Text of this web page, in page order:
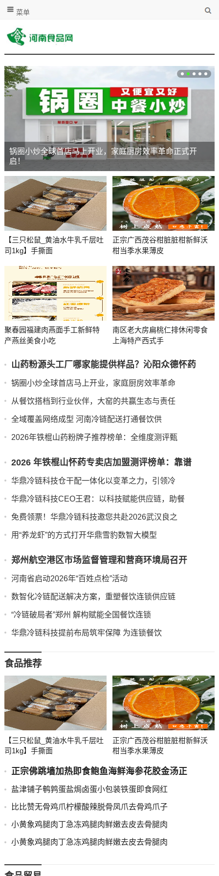
菜单
锅圈小炒全球首店马上开业，家庭厨房效率革命正式开
启！
【三只松鼠_黄油水牛乳千层吐
司1kg】手撕面
正宗广西茂谷柑脏脏柑新鲜沃
柑当季水果薄皮
聚春园福建肉燕面手工新鲜特
产燕丝美食小吃
南区老大房扁桃仁排休闲零食
上海特产西式手
山药粉源头工厂哪家能提供样品？沁阳众德怀药
锅圈小炒全球首店马上开业，家庭厨房效率革命
从餐饮搭档到行业伙伴，大窑的共赢生态与责任
全域覆盖网络成型 河南冷链配送打通餐饮供
2026年铁棍山药粉牌子推荐榜单：全维度测评甄
2026 年铁棍山怀药专卖店加盟测评榜单：靠谱
华鼎冷链科技仓干配一体化以变革之力，引领冷
华鼎冷链科技CEO王君：以科技赋能供应链，助餐
免费领票！华鼎冷链科技邀您共赴2026武汉良之
用“养龙虾”的方式打开华鼎雪豹数智大模型
郑州航空港区市场监督管理和营商环境局召开
河南省启动2026年“百姓点检”活动
数智化冷链配送解决方案，重塑餐饮连锁供应链
“冷链破局者”郑州 解构赋能全国餐饮连锁
华鼎冷链科技提前布局筑牢保障 为连锁餐饮
食品推荐
【三只松鼠_黄油水牛乳千层吐
司1kg】手撕面
正宗广西茂谷柑脏脏柑新鲜沃
柑当季水果薄皮
正宗佛跳墙加热即食鲍鱼海鲜海参花胶金汤正
盐津铺子鹌鹑蛋盐焗卤蛋小包装铁蛋即食网红
比比赞无骨鸡爪柠檬酸辣脱骨凤爪去骨鸡爪子
小黄象鸡腿肉丁急冻鸡腿肉鲜嫩去皮去骨腿肉
小黄象鸡腿肉丁急冻鸡腿肉鲜嫩去皮去骨腿肉